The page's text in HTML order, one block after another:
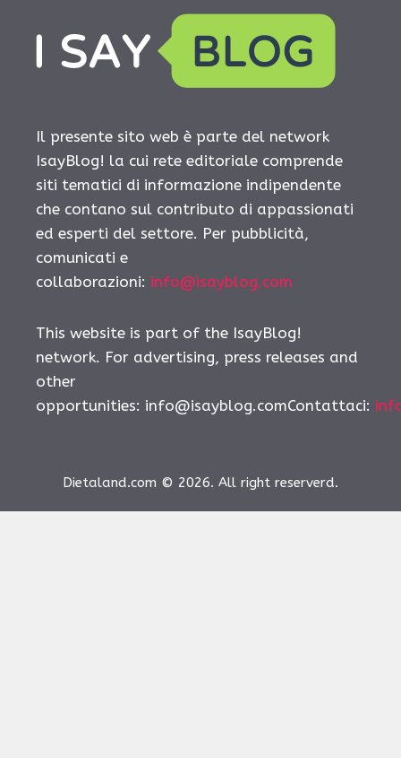
Il presente sito web è parte del network
IsayBlog! la cui rete editoriale comprende
siti tematici di informazione indipendente
che contano sul contributo di appassionati
ed esperti del settore. Per pubblicità,
comunicati e
collaborazioni: info@isayblog.com
This website is part of the IsayBlog!
network. For advertising, press releases and
other
opportunities: info@isayblog.comContattaci:
Dietaland.com © 2026. All right reserverd.